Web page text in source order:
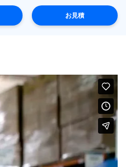
お見積